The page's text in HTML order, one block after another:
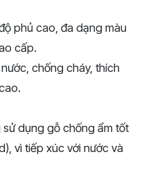
phủ cao, đa dạng màu
cấp.
chống cháy, thích
sử dụng gỗ chống ẩm tốt
vì tiếp xúc với nước và